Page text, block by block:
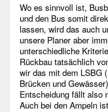
Wo es sinnvoll ist,
und den Bus somit
lassen, wird das auch
unsere Planer aber
unterschiedliche
Rückbau tatsächlich
wir das mit dem LSBG
Brücken und
Entscheidung fällt also
Auch bei den Ampeln